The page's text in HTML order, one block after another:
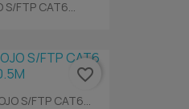
S/FTP CAT6...
S/FTP CAT6...
favorite_border